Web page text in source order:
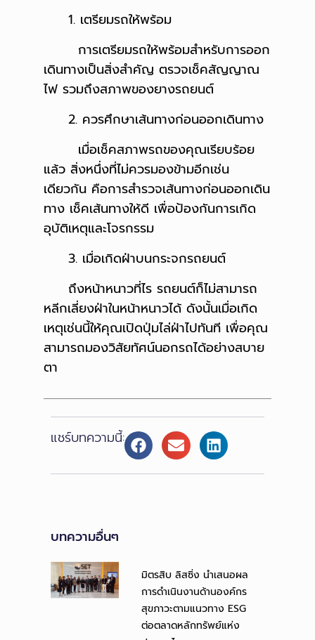
1. เตรียมรถให้พร้อม
การเตรียมรถให้พร้อมสำหรับการออก
เดินทางเป็นสิ่งสำคัญ ตรวจเช็คสัญญาณ
ไฟ รวมถึงสภาพของยางรถยนต์
2. ควรศึกษาเส้นทางก่อนออกเดินทาง
เมื่อเช็คสภาพรถของคุณเรียบร้อย
แล้ว สิ่งหนึ่งที่ไม่ควรมองข้ามอีกเช่น
เดียวกัน คือการสำรวจเส้นทางก่อนออกเดิน
ทาง เช็คเส้นทางให้ดี เพื่อป้องกันการเกิด
อุบัติเหตุและโจรกรรม
3. เมื่อเกิดฝ่าบนกระจกรถยนต์
ถึงหน้าหนาวที่ไร รถยนต์ก็ไม่สามารถ
หลีกเลี่ยงฝ่าในหน้าหนาวได้ ดังนั้นเมื่อเกิด
เหตุเช่นนี้ให้คุณเปิดปุ่มไล่ฝ่าไปทันที เพื่อคุณ
สามารถมองวิสัยทัศน์นอกรถได้อย่างสบาย
ตา
แชร์บทความนี้:
บทความอื่นๆ
มิตรสิบ ลิสซิ่ง นำเสนอผล
การดำเนินงานด้านองค์กร
สุขภาวะตามแนวทาง ESG
ต่อตลาดหลักทรัพย์แห่ง